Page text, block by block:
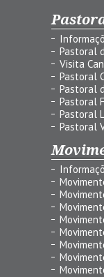
Pastoral
Visita
Pastoral
Pastoral
Pastoral
Pastoral
Pastoral